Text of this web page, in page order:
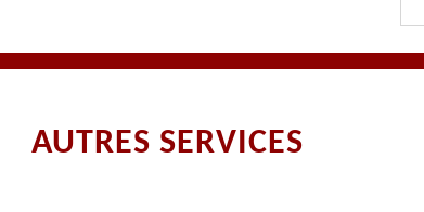
AUTRES SERVICES